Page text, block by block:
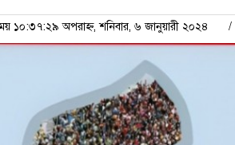
১০:৩৭:২৯ অপরাহ্ন, শনিবার, ৬ জানুয়ারী ২০২৪ /